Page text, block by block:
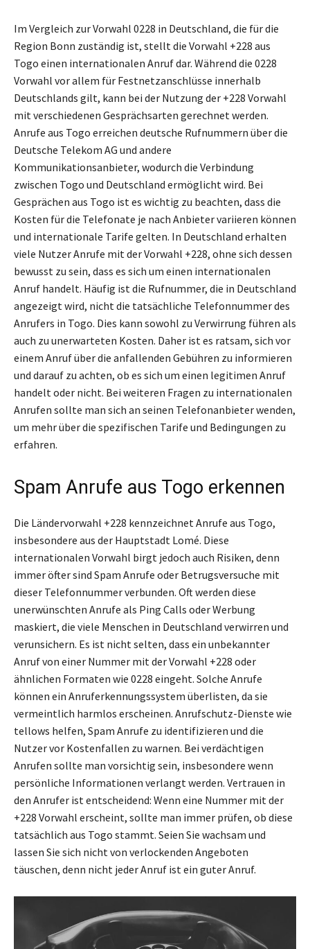
Im Vergleich zur Vorwahl 0228 in Deutschland, die für die
Region Bonn zuständig ist, stellt die Vorwahl +228 aus
Togo einen internationalen Anruf dar. Während die 0228
Vorwahl vor allem für Festnetzanschlüsse innerhalb
Deutschlands gilt, kann bei der Nutzung der +228 Vorwahl
mit verschiedenen Gesprächsarten gerechnet werden.
Anrufe aus Togo erreichen deutsche Rufnummern über die
Deutsche Telekom AG und andere
Kommunikationsanbieter, wodurch die Verbindung
zwischen Togo und Deutschland ermöglicht wird. Bei
Gesprächen aus Togo ist es wichtig zu beachten, dass die
Kosten für die Telefonate je nach Anbieter variieren können
und internationale Tarife gelten. In Deutschland erhalten
viele Nutzer Anrufe mit der Vorwahl +228, ohne sich dessen
bewusst zu sein, dass es sich um einen internationalen
Anruf handelt. Häufig ist die Rufnummer, die in Deutschland
angezeigt wird, nicht die tatsächliche Telefonnummer des
Anrufers in Togo. Dies kann sowohl zu Verwirrung führen als
auch zu unerwarteten Kosten. Daher ist es ratsam, sich vor
einem Anruf über die anfallenden Gebühren zu informieren
und darauf zu achten, ob es sich um einen legitimen Anruf
handelt oder nicht. Bei weiteren Fragen zu internationalen
Anrufen sollte man sich an seinen Telefonanbieter wenden,
um mehr über die spezifischen Tarife und Bedingungen zu
erfahren.
Spam Anrufe aus Togo erkennen
Die Ländervorwahl +228 kennzeichnet Anrufe aus Togo,
insbesondere aus der Hauptstadt Lomé. Diese
internationalen Vorwahl birgt jedoch auch Risiken, denn
immer öfter sind Spam Anrufe oder Betrugsversuche mit
dieser Telefonnummer verbunden. Oft werden diese
unerwünschten Anrufe als Ping Calls oder Werbung
maskiert, die viele Menschen in Deutschland verwirren und
verunsichern. Es ist nicht selten, dass ein unbekannter
Anruf von einer Nummer mit der Vorwahl +228 oder
ähnlichen Formaten wie 0228 eingeht. Solche Anrufe
können ein Anruferkennungssystem überlisten, da sie
vermeintlich harmlos erscheinen. Anrufschutz-Dienste wie
tellows helfen, Spam Anrufe zu identifizieren und die
Nutzer vor Kostenfallen zu warnen. Bei verdächtigen
Anrufen sollte man vorsichtig sein, insbesondere wenn
persönliche Informationen verlangt werden. Vertrauen in
den Anrufer ist entscheidend: Wenn eine Nummer mit der
+228 Vorwahl erscheint, sollte man immer prüfen, ob diese
tatsächlich aus Togo stammt. Seien Sie wachsam und
lassen Sie sich nicht von verlockenden Angeboten
täuschen, denn nicht jeder Anruf ist ein guter Anruf.